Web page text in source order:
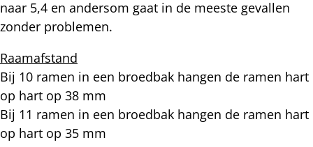
naar 5,4 en andersom gaat in de meeste gevallen
zonder problemen.
Raamafstand
Bij 10 ramen in een broedbak hangen de ramen hart
op hart op 38 mm
Bij 11 ramen in een broedbak hangen de ramen hart
op hart op 35 mm